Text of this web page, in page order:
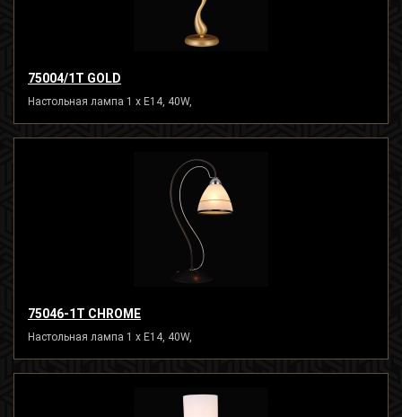
75004/1T GOLD
Настольная лампа 1 x E14, 40W,
75046-1T CHROME
Настольная лампа 1 x E14, 40W,